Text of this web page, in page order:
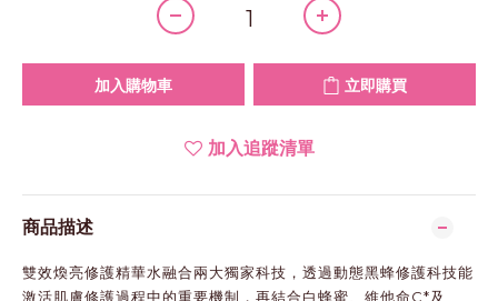
加入購物車 立即購買
加入追蹤清單
商品描述
雙效煥亮修護精華水融合兩大獨家科技，透過動態黑蜂修護科技能
激活肌膚修護過程中的重要機制，再結合白蜂蜜、維他命C*及